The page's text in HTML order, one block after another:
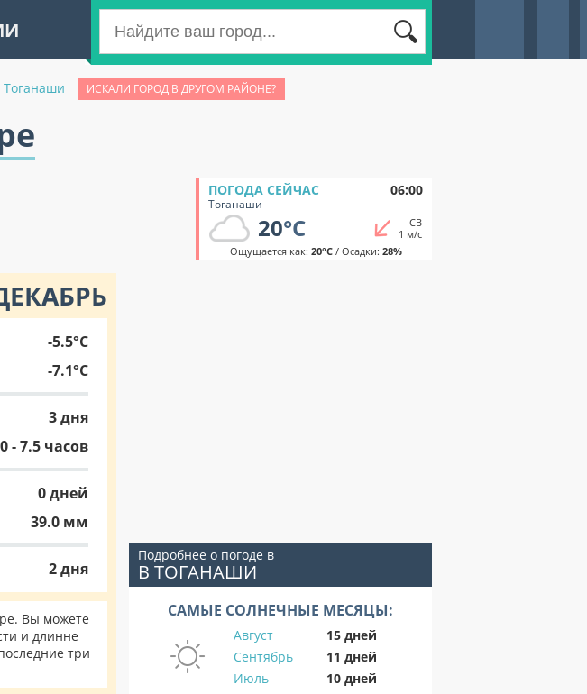
Тоганаши ИСКАЛИ ГОРОД В ДРУГОМ РАЙОНЕ?
ПОГОДА СЕЙЧАС 06:00
Тоганаши
20°C
СВ
1 м/с
Ощущается как: 20°C/ Осадки: 28%
-5.5°C
-7.1°C
3 дня
- 7.5 часов
0 дней
39.0 мм
2 дня
Вы можете
и длинне
три
Подробнее о погоде в
В ТОГАНАШИ
САМЫЕ СОЛНЕЧНЫЕ МЕСЯЦЫ:
Август
15 дней
Сентябрь
11 дней
Июль
10 дней